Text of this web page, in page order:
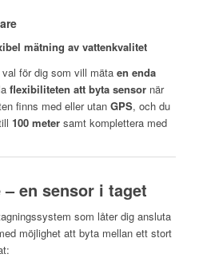
mätning av vattenkvalitet
för dig som vill mäta en enda
flexibiliteten att byta sensornär
finns med eller utan GPS, och du
100 metersamt komplettera med
en sensor i taget
som låter dig ansluta
möjlighet att byta mellan ett stort